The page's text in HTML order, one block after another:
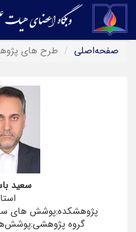
صفحه‌اصلی
طرح های
سعید
پژوهشکده:پوشش های
گروه